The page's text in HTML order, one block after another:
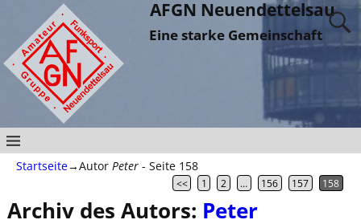
AFGN Neuendettelsau
Eine starke Gemeinschaft
Startseite→Autor Peter - Seite 158
<< 1 2 … 156 157 158
Archiv des Autors: Peter